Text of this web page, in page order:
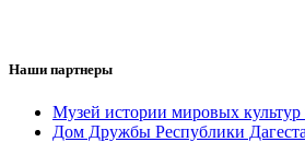
Наши партнеры
Музей истории мировых культур
Дом Дружбы Республики